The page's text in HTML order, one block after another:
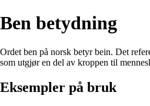
Ben betydning
Ordet ben på norsk betyr bein. Det
som utgjør en del av kroppen til
Eksempler på bruk